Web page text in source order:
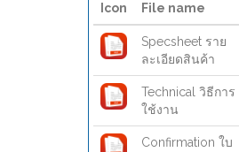
Icon File name
Specsheet ราย
ละเอียดสินค้า
Technical วิธีการ
ใช้งาน
Confirmation ใบ